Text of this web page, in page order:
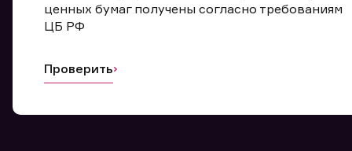
ценных бумаг получены согласно требованиям
ЦБ РФ
Проверить